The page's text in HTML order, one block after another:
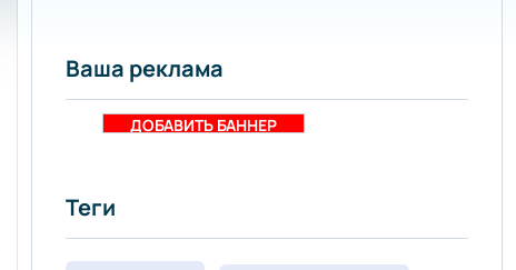
Ваша реклама
ДОБАВИТЬ БАННЕР
Теги